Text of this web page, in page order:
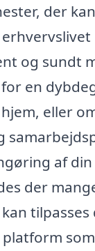
der
og sundt
en
eller
af din
der
tilpasses